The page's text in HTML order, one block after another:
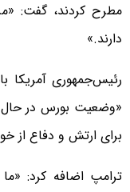
مطرح کردند، گفت:
دارند.»
رئیس‌جمهوری آمریکا
برای ارتش و دفاع از
ترامپ اضافه کرد: